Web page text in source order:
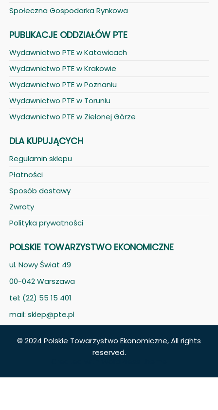
Społeczna Gospodarka Rynkowa
PUBLIKACJE ODDZIAŁÓW PTE
Wydawnictwo PTE w Katowicach
Wydawnictwo PTE w Krakowie
Wydawnictwo PTE w Poznaniu
Wydawnictwo PTE w Toruniu
Wydawnictwo PTE w Zielonej Górze
DLA KUPUJĄCYCH
Regulamin sklepu
Płatności
Sposób dostawy
Zwroty
Polityka prywatności
POLSKIE TOWARZYSTWO EKONOMICZNE
ul. Nowy Świat 49
00-042 Warszawa
tel: (22) 55 15 401
mail: sklep@pte.pl
© 2024 Polskie Towarzystwo Ekonomiczne, All rights
reserved.